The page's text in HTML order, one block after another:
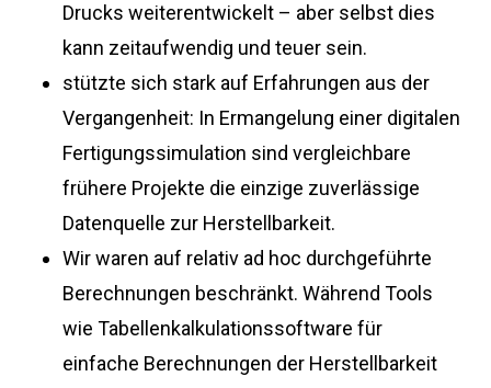
Drucks weiterentwickelt – aber selbst dies
kann zeitaufwendig und teuer sein.
stützte sich stark auf Erfahrungen aus der
Vergangenheit: In Ermangelung einer digitalen
Fertigungssimulation sind vergleichbare
frühere Projekte die einzige zuverlässige
Datenquelle zur Herstellbarkeit.
Wir waren auf relativ ad hoc durchgeführte
Berechnungen beschränkt. Während Tools
wie Tabellenkalkulationssoftware für
einfache Berechnungen der Herstellbarkeit